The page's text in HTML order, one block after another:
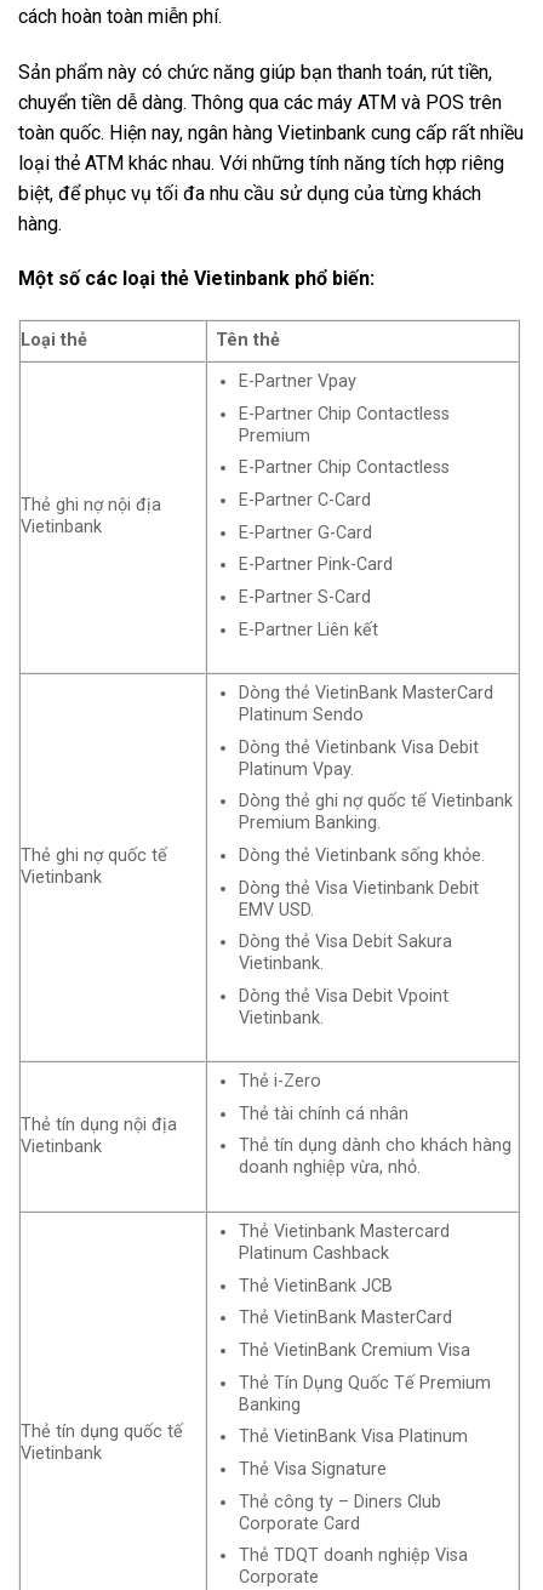
cách hoàn toàn miễn phí.
Sản phẩm này có chức năng giúp bạn thanh toán, rút tiền,
chuyển tiền dễ dàng. Thông qua các máy ATM và POS trên
toàn quốc. Hiện nay, ngân hàng Vietinbank cung cấp rất nhiều
loại thẻ ATM khác nhau. Với những tính năng tích hợp riêng
biệt, để phục vụ tối đa nhu cầu sử dụng của từng khách
hàng.
Một số các loại thẻ Vietinbank phổ biến:
Loại thẻ Tên thẻ
Thẻ ghi nợ nội địa
Vietinbank
E-Partner Vpay
E-Partner Chip Contactless
Premium
E-Partner Chip Contactless
E-Partner C-Card
E-Partner G-Card
E-Partner Pink-Card
E-Partner S-Card
E-Partner Liên kết
Thẻ ghi nợ quốc tế
Vietinbank
Dòng thẻ VietinBank MasterCard
Platinum Sendo
Dòng thẻ Vietinbank Visa Debit
Platinum Vpay.
Dòng thẻ ghi nợ quốc tế Vietinbank
Premium Banking.
Dòng thẻ Vietinbank sống khỏe.
Dòng thẻ Visa Vietinbank Debit
EMV USD.
Dòng thẻ Visa Debit Sakura
Vietinbank.
Dòng thẻ Visa Debit Vpoint
Vietinbank.
Thẻ tín dụng nội địa
Vietinbank
Thẻ i-Zero
Thẻ tài chính cá nhân
Thẻ tín dụng dành cho khách hàng
doanh nghiệp vừa, nhỏ.
Thẻ tín dụng quốc tế
Vietinbank
Thẻ Vietinbank Mastercard
Platinum Cashback
Thẻ VietinBank JCB
Thẻ VietinBank MasterCard
Thẻ VietinBank Cremium Visa
Thẻ Tín Dụng Quốc Tế Premium
Banking
Thẻ VietinBank Visa Platinum
Thẻ Visa Signature
Thẻ công ty – Diners Club
Corporate Card
Thẻ TDQT doanh nghiệp Visa
Corporate